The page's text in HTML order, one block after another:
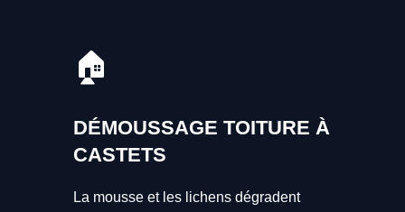
🏠
DÉMOUSSAGE TOITURE À
CASTETS
La mousse et les lichens dégradent